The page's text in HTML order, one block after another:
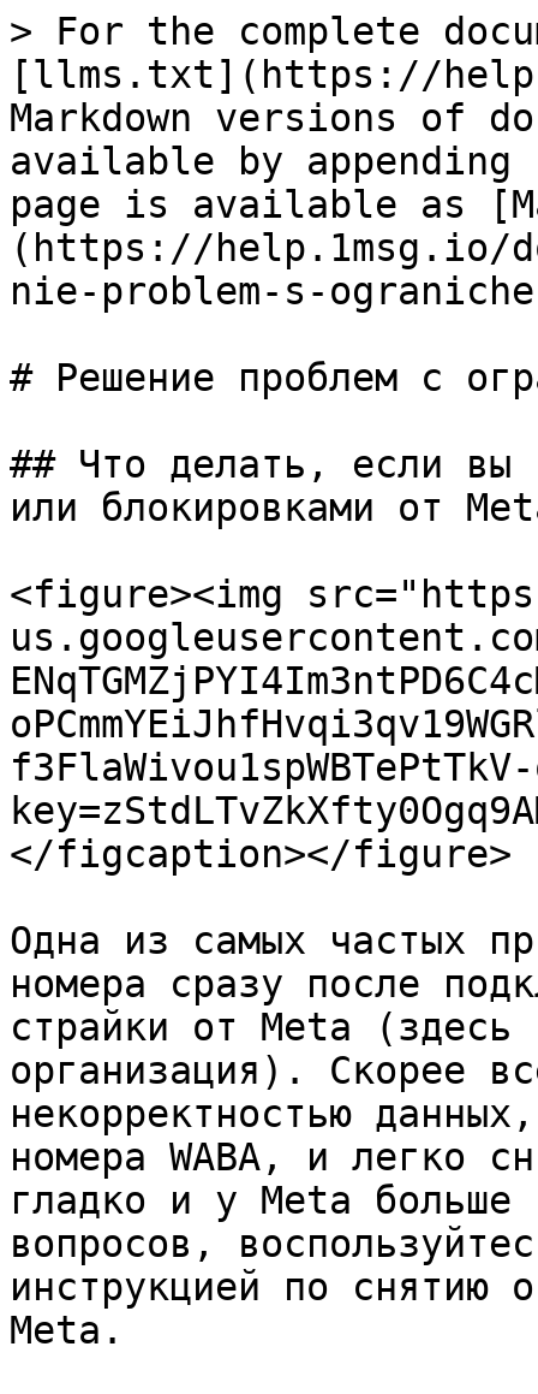
> For the complete
[llms.txt](https://
Markdown versions of
available by
page is available as
(https://help.1msg.io/
nie-problem-s-
# Решение проблем с
## Что делать, если вы
или блокировками от
<figure><img
f3FlaWivou1spWBTePtTkV-
</figcaption></figure>
Одна из самых частых
номера сразу после
страйки от Meta (здесь
организация). Скорее
некорректностью
номера WABA, и легко
гладко и у Meta больше
вопросов,
инструкцией по снятию
Meta.